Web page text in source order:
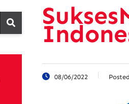
08/06/2022